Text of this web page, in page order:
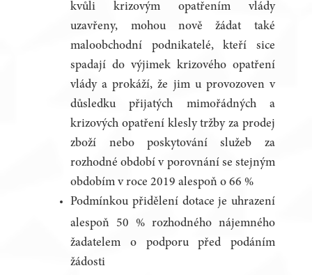
kvůli krizovým opatřením vlády
uzavřeny, mohou nově žádat také
maloobchodní podnikatelé, kteří sice
spadají do výjimek krizového opatření
vlády a prokáží, že jim u provozoven v
důsledku přijatých mimořádných a
krizových opatření klesly tržby za prodej
zboží nebo poskytování služeb za
rozhodné období v porovnání se stejným
obdobím v roce 2019 alespoň o 66 %
Podmínkou přidělení dotace je uhrazení
alespoň 50 % rozhodného nájemného
žadatelem o podporu před podáním
žádosti